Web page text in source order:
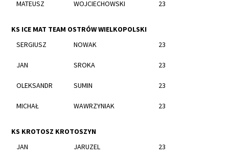
MATEUSZ WOJCIECHOWSKI 23
KS ICE MAT TEAM OSTRÓW WIELKOPOLSKI
SERGIUSZ
NOWAK 23
JAN SROKA 23
OLEKSANDR SUMIN 23
MICHAŁ WAWRZYNIAK 23
KS KROTOSZ KROTOSZYN
JAN
JARUZEL 23